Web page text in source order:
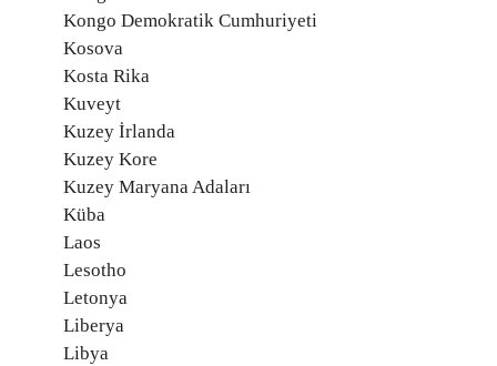
Kongo Demokratik Cumhuriyeti
Kosova
Kosta Rika
Kuveyt
Kuzey İrlanda
Kuzey Kore
Kuzey Maryana Adaları
Küba
Laos
Lesotho
Letonya
Liberya
Libya